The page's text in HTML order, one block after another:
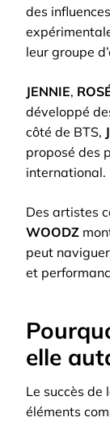
des
leur groupe
JENNIE,
développé
côté de BTS,
proposé des
international.
Des artistes
WOODZ
peut
et
elle
Le succès de
éléments